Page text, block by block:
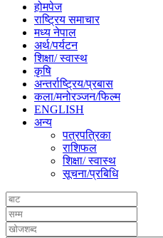
होमपेज
राष्ट्रिय समाचार
मध्य नेपाल
अर्थ/पर्यटन
शिक्षा/ स्वास्थ
कृषि
अन्तर्राष्ट्रिय/प्रबास
कला/मनोरञ्जन/फिल्म
ENGLISH
अन्य
पत्रपत्रिका
राशिफल
शिक्षा/ स्वास्थ
सूचना/प्रबिधि